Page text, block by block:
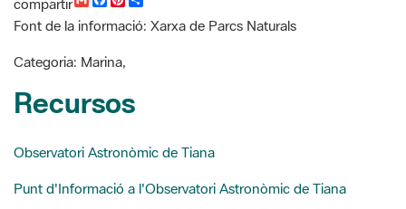
o
o
k
r
e
s
t
i
Recursos
Itineraris senyalitzats al Parc de la Serralada de Marina